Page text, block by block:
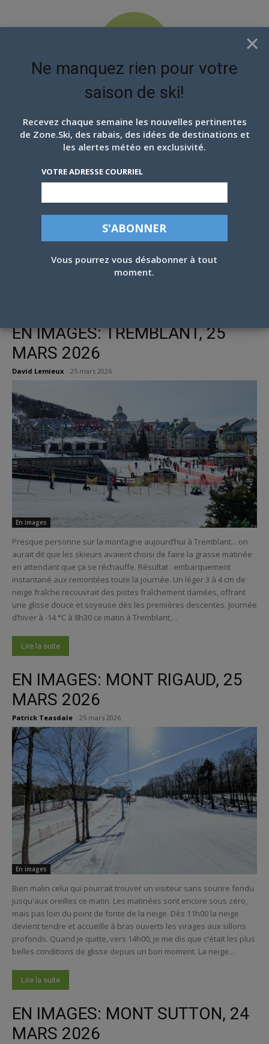
EN ATTENDANT LES
Sorties
SORTIES
Nos vingt chroniqueurs se promènent dans
toutes les stations de ski de la province. Vous les
enviez? Vivez leurs sorties avec eux! Ils signent
des chroniques pour chacune de leurs journées
moments. Qui sait, peut-être que vous aurez
vous aussi la piqure? On chasse le meilleur ski
EN IMAGES: TREMBLANT, 25
MARS 2026
David Lemieux 25 mars 2026
En images
Presque personne sur la montagne aujourd’hui à Tremblant... on
aurait dit que les skieurs avaient choisi de faire la grasse matinée
en attendant que ça se réchauffe. Résultat : embarquement
instantané aux remontées toute la journée. Un léger 3 à 4 cm de
neige fraîche recouvrait des pistes fraîchement damées, offrant
une glisse douce et soyeuse dès les premières descentes. Journée
d’hiver à -14 °C à 8h30 ce matin à Tremblant,...
Lire la suite
EN IMAGES: MONT RIGAUD, 25
MARS 2026
Patrick Teasdale 25 mars 2026
En images
Bien malin celui qui pourrait trouver un visiteur sans sourire fendu
jusqu'aux oreilles ce matin. Les matinées sont encore sous zéro,
mais pas loin du point de fonte de la neige. Dès 11h00 la neige
devient tendre et accueille à bras ouverts les virages aux sillons
profonds. Quand je quitte, vers 14h00, je me dis que c'était les plus
belles conditions de glisse depuis un bon moment. La neige...
Lire la suite
EN IMAGES: MONT SUTTON, 24
MARS 2026
×
Ne manquez rien pour votre
saison de ski!
Recevez chaque semaine les nouvelles pertinentes
de Zone.Ski, des rabais, des idées de destinations et
les alertes météo en exclusivité.
VOTRE ADRESSE COURRIEL
Vous pourrez vous désabonner à tout
moment.